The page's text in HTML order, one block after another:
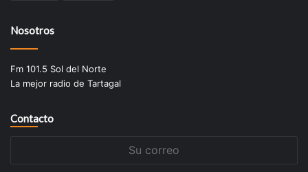
Nosotros
Fm 101.5 Sol del Norte
La mejor radio de Tartagal
Contacto